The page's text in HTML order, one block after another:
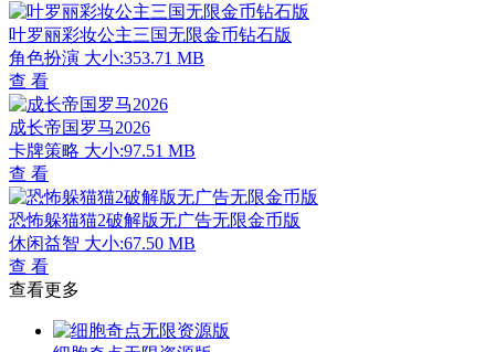
叶罗丽彩妆公主三国无限金币钻石版
角色扮演 大小:353.71 MB
查 看
成长帝国罗马2026
卡牌策略 大小:97.51 MB
查 看
恐怖躲猫猫2破解版无广告无限金币版
休闲益智 大小:67.50 MB
查 看
查看更多